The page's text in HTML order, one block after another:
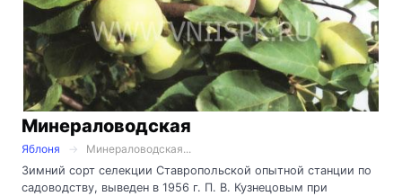
Минераловодская
Яблоня
Минераловодская...
Зимний сорт селекции Ставропольской опытной станции по
садоводству, выведен в 1956 г. П. В. Кузнецовым при